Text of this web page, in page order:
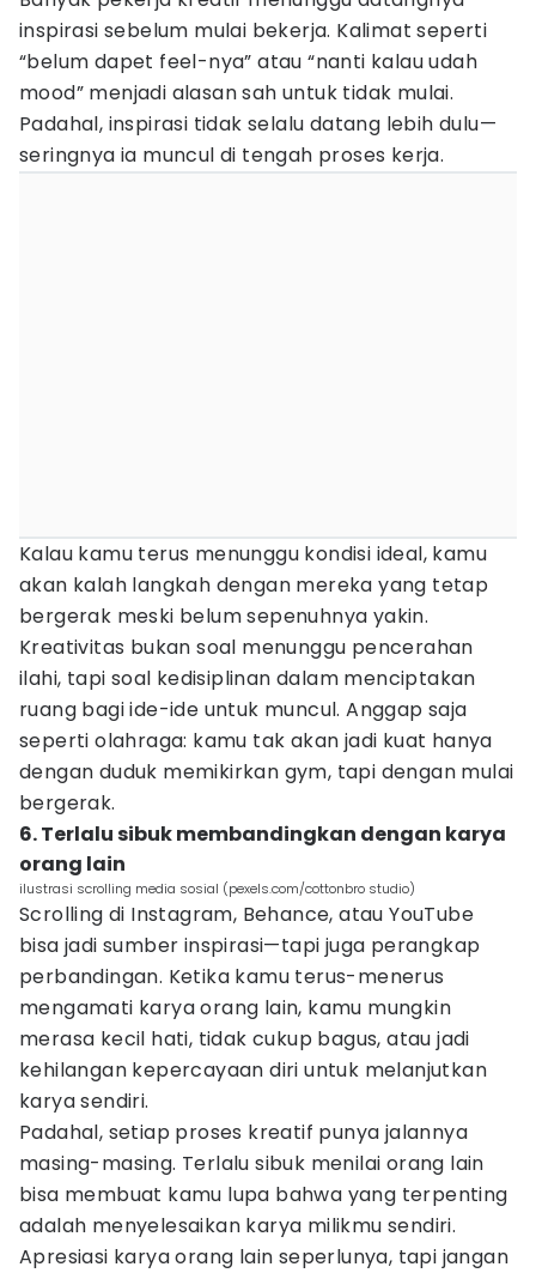
inspirasi sebelum mulai bekerja. Kalimat seperti
“belum dapet feel-nya” atau “nanti kalau udah
mood” menjadi alasan sah untuk tidak mulai.
Padahal, inspirasi tidak selalu datang lebih dulu—
seringnya ia muncul di tengah proses kerja.
Kalau kamu terus menunggu kondisi ideal, kamu
akan kalah langkah dengan mereka yang tetap
bergerak meski belum sepenuhnya yakin.
Kreativitas bukan soal menunggu pencerahan
ilahi, tapi soal kedisiplinan dalam menciptakan
ruang bagi ide-ide untuk muncul. Anggap saja
seperti olahraga: kamu tak akan jadi kuat hanya
dengan duduk memikirkan gym, tapi dengan mulai
bergerak.
6. Terlalu sibuk membandingkan dengan karya
orang lain
ilustrasi scrolling media sosial (pexels.com/cottonbro studio)
Scrolling di Instagram, Behance, atau YouTube
bisa jadi sumber inspirasi—tapi juga perangkap
perbandingan. Ketika kamu terus-menerus
mengamati karya orang lain, kamu mungkin
merasa kecil hati, tidak cukup bagus, atau jadi
kehilangan kepercayaan diri untuk melanjutkan
karya sendiri.
Padahal, setiap proses kreatif punya jalannya
masing-masing. Terlalu sibuk menilai orang lain
bisa membuat kamu lupa bahwa yang terpenting
adalah menyelesaikan karya milikmu sendiri.
Apresiasi karya orang lain seperlunya, tapi jangan